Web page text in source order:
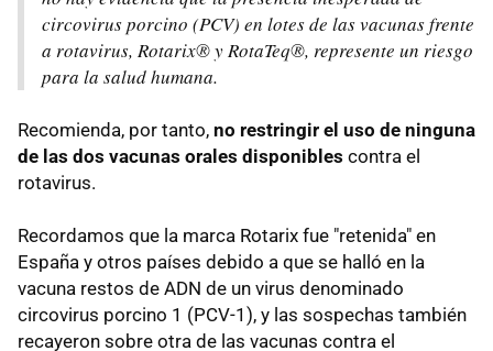
circovirus porcino (PCV) en lotes de las vacunas frente
a rotavirus, Rotarix® y RotaTeq®, represente un riesgo
para la salud humana.
Recomienda, por tanto, no restringir el uso de ninguna
de las dos vacunas orales disponibles contra el
rotavirus.
Recordamos que la marca Rotarix fue "retenida" en
España y otros países debido a que se halló en la
vacuna restos de ADN de un virus denominado
circovirus porcino 1 (PCV-1), y las sospechas también
recayeron sobre otra de las vacunas contra el